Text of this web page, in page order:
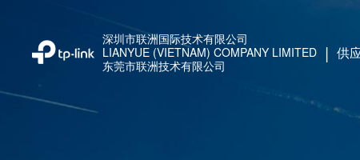
深圳市联洲国际技术有限公司
LIANYUE (VIETNAM) COMPANY LIMITED
东莞市联洲技术有限公司
| 供